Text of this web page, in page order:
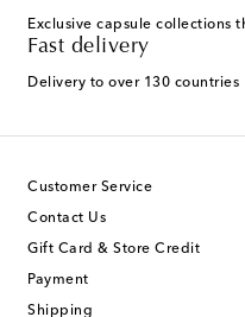
Exclusive capsule collections
Fast delivery
Delivery to over 130 countries
Customer Service
Contact Us
Gift Card & Store Credit
Payment
Shipping